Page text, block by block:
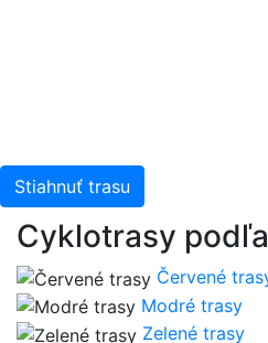
Stiahnuť trasu
Cyklotrasy
Červené
Modré trasy
Zelené trasy